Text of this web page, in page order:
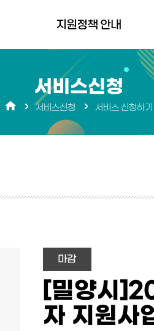
지원정책 안내
경상남도 지원정책
생애주기별저출생대응
지원정책
서비스신청
서비스신청 서비스 신청하기
마감
[밀양시
자 지원사